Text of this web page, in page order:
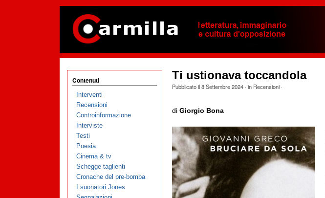
Ti ustionava toccandola
Pubblicato il8 Settembre 2024· in Recensioni·
di Giorgio Bona
Contenuti
Interventi
Recensioni
Controinformazione
Interviste
Testi
Poesia
Cinema & tv
Schegge taglienti
Cronache del pre-bomba
I suonatori Jones